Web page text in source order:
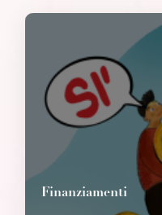
Finanziamenti